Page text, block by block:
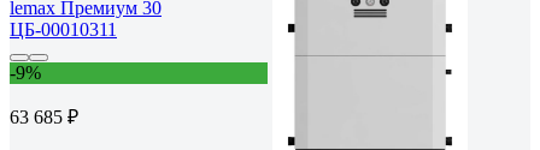
-9%
63 685 ₽